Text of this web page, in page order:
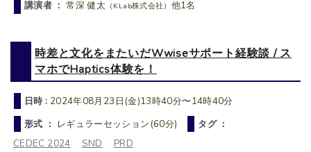
講演者 ：常深 健太 （KLab株式会社） 他1名
時差と文化をまたいだWwiseサポート経験談 / ス
マホでHaptics体験を！
日時 : 2024年08月23日(金)13時40分〜14時40分
形式 ： レギュラーセッション(60分)
タグ ：
CEDEC 2024
SND
PRD